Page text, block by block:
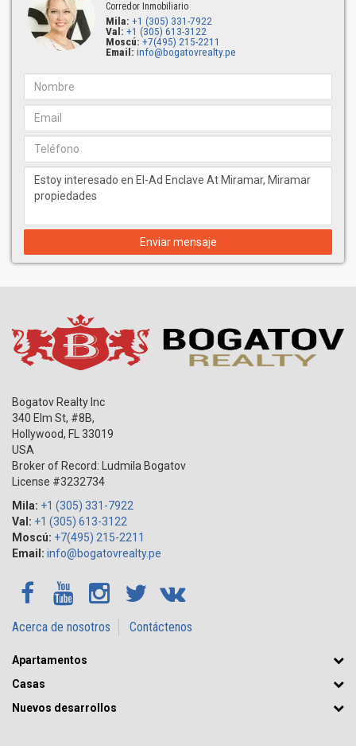
Corredor Inmobiliario
Mila: +1 (305) 331-7922
Val: +1 (305) 613-3122
Moscú: +7(495) 215-2211
Email: info@bogatovrealty.pe
Enviar mensaje
Bogatov Realty Inc
340 Elm St, #8B,
Hollywood, FL
33019
USA
Broker of Record: Ludmila Bogatov
License #3232734
Mila: +1 (305) 331-7922
Val: +1 (305) 613-3122
Moscú: +7(495) 215-2211
Email: info@bogatovrealty.pe
Acerca de nosotros Contáctenos
Apartamentos
Casas
Nuevos desarrollos